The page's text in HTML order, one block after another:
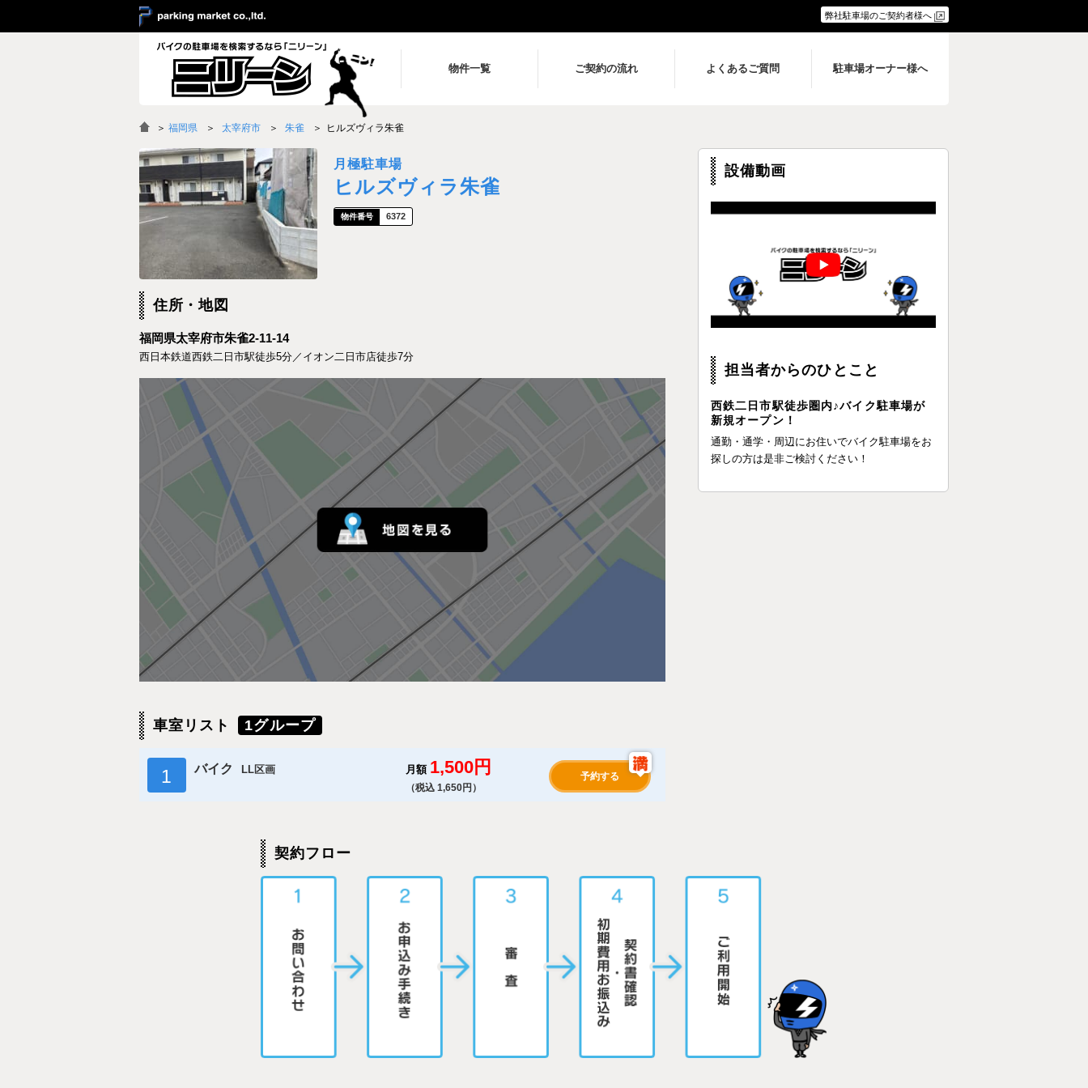
弊社駐車場のご契約者様へ
物件一覧 ご契約の流れ よくあるご質問 駐車場オーナー様へ
＞ 福岡県 太宰府市 朱雀 ヒルズヴィラ朱雀
月極駐車場
ヒルズヴィラ朱雀
6372
住所・地図
福岡県太宰府市朱雀2-11-14
西日本鉄道西鉄二日市駅徒歩5分／イオン二日市店徒歩7分
車室リスト 1グループ
1 バイク LL区画 月額 1,500円
（税込 1,650円）
予約する
設備動画
担当者からのひとこと
西鉄二日市駅徒歩圏内♪バイク駐車場が
新規オープン！
通勤・通学・周辺にお住いでバイク駐車場をお
探しの方は是非ご検討ください！
契約フロー